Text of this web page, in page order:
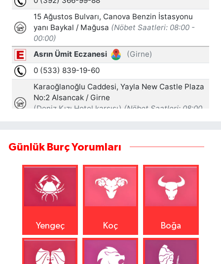
Günlük Burç Yorumları
Yengeç Koç Boğa